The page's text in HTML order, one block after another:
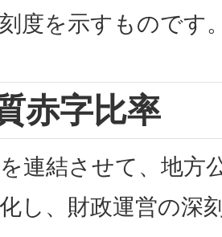
度を示すものです
赤字比率
連結させて、地方
し、財政運営の深